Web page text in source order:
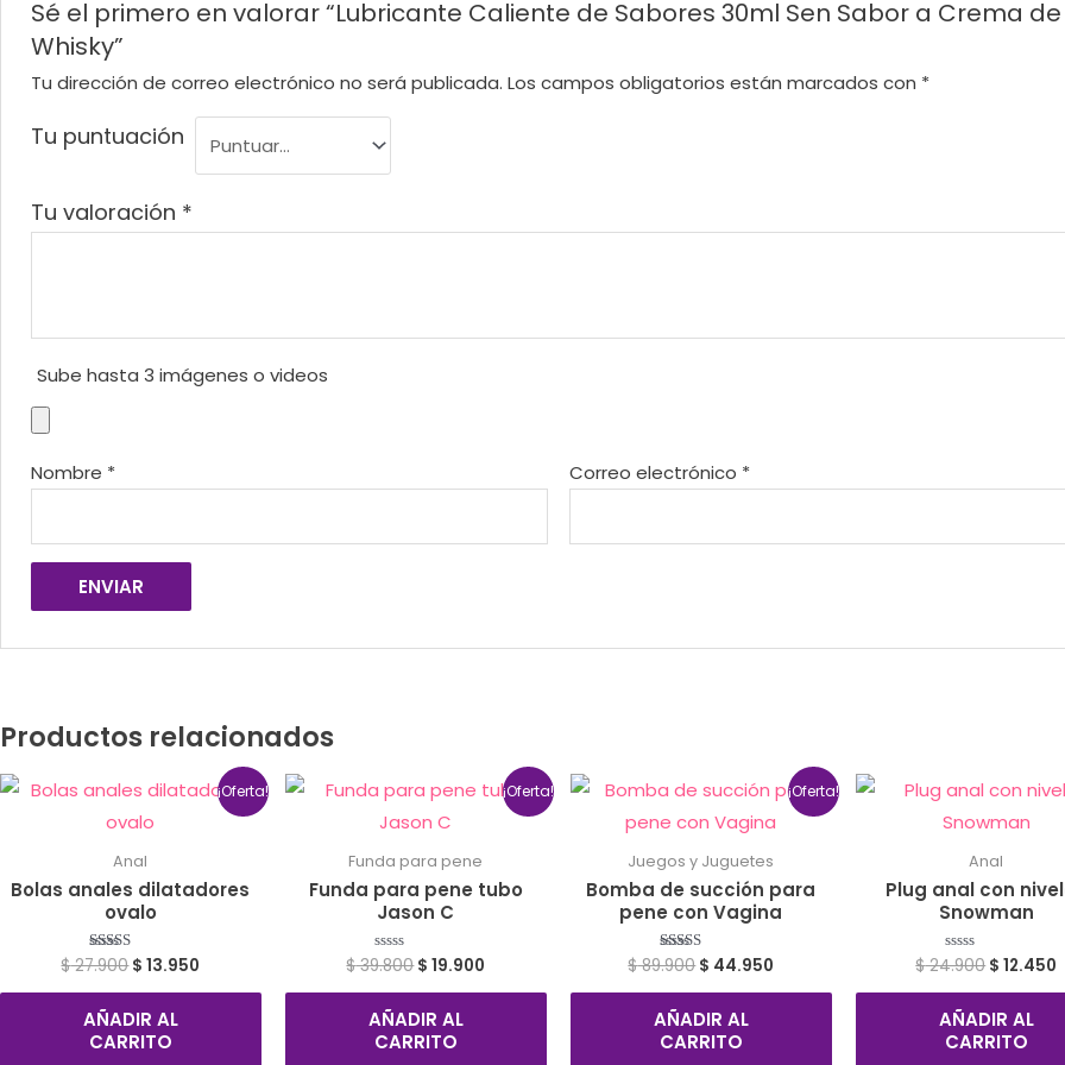
Sé el primero en valorar “Lubricante Caliente de Sabores 30ml Sen Sabor a Crema de
Whisky”
Tu dirección de correo electrónico no será publicada. Los campos obligatorios están marcados con *
Tu puntuación
Tu valoración *
Sube hasta 3 imágenes o videos
Nombre * Correo electrónico *
Productos relacionados
¡Oferta!
Anal
Bolas anales dilatadores
ovalo
Valorado
con
5.00
$27.900$ 13.950
AÑADIR AL
CARRITO
¡Oferta!
Funda para pene
Funda para pene tubo
Jason C
Valorado
0
de
5
$39.800$ 19.900
AÑADIR AL
CARRITO
¡Oferta!
Juegos y Juguetes
Bomba de succión para
pene con Vagina
Valorado
con
4.00
$89.900$ 44.950
AÑADIR AL
CARRITO
Anal
Plug anal con
Snowman
Valorado
0
de
5
$24.900$ 12.450
AÑADIR AL
CARRITO